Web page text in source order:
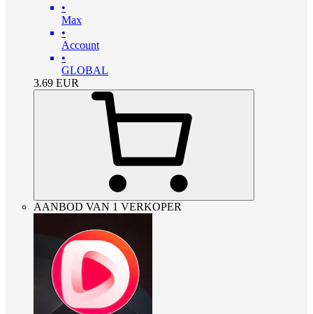
•
Max
•
Account
•
GLOBAL
3.69 EUR
AANBOD VAN 1 VERKOPER